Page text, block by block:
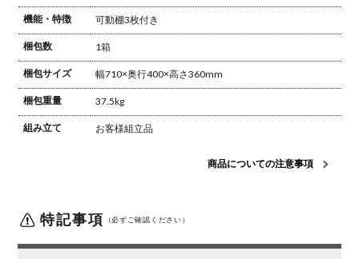
機能・特徴 可動棚3枚付き
梱包数 1箱
梱包サイズ 幅710×奥行400×高さ360mm
梱包重量 37.5kg
組み立て お客様組立品
商品についての注意事項
特記事項 （必ずご確認ください）